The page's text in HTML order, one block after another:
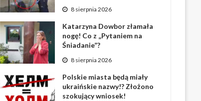
8 sierpnia 2026
Katarzyna Dowbor złamała
nogę! Co z „Pytaniem na
Śniadanie”?
8 sierpnia 2026
Polskie miasta będą miały
ukraińskie nazwy!? Złożono
szokujący wniosek!